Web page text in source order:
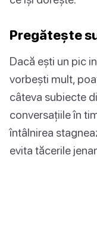
Pregătește
Dacă ești un pic
vorbești mult,
câteva subiecte
conversațiile în
întâlnirea
evita tăcerile